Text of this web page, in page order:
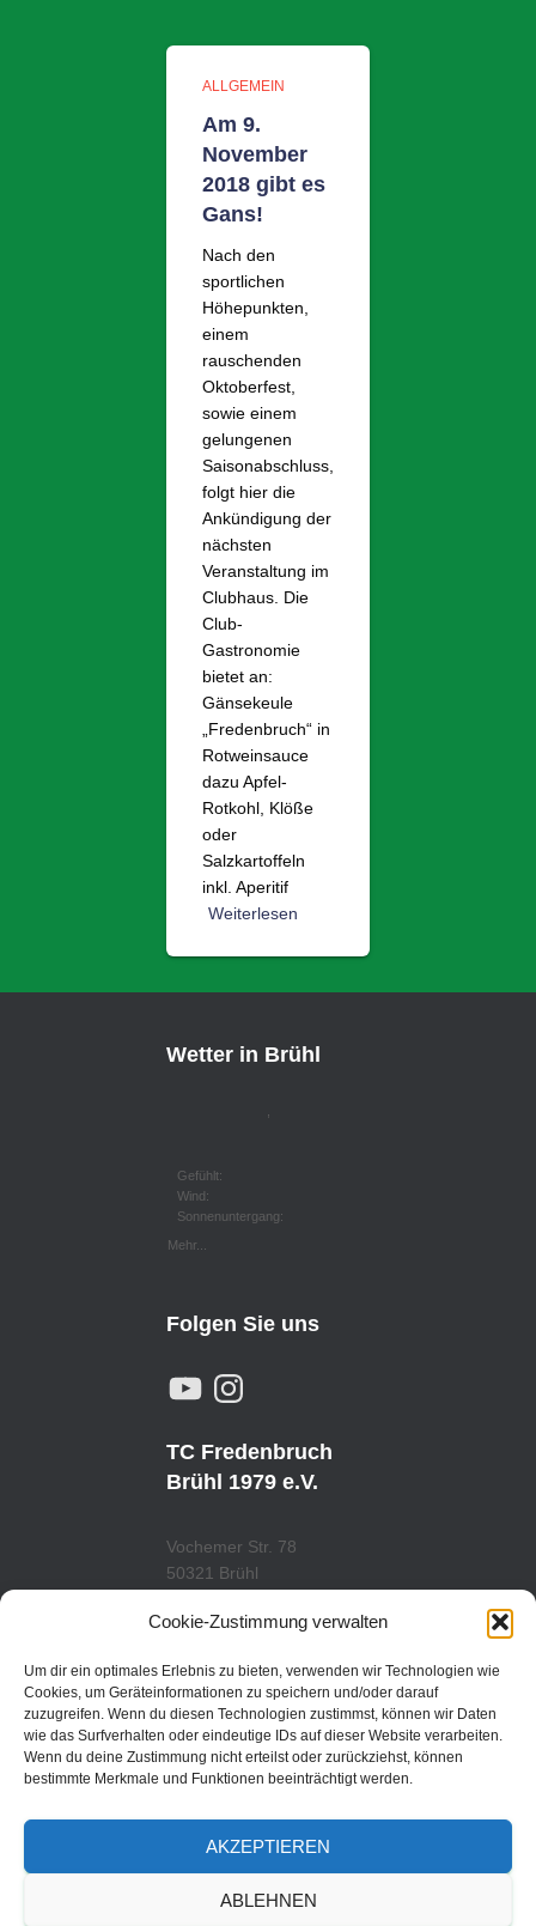
Cookie-Zustimmung verwalten
Um dir ein optimales Erlebnis zu bieten, verwenden wir Technologien wie
Cookies, um Geräteinformationen zu speichern und/oder darauf
zuzugreifen. Wenn du diesen Technologien zustimmst, können wir Daten
wie das Surfverhalten oder eindeutige IDs auf dieser Website verarbeiten.
Wenn du deine Zustimmung nicht erteilst oder zurückziehst, können
bestimmte Merkmale und Funktionen beeinträchtigt werden.
AKZEPTIEREN
ABLEHNEN
ALLGEMEIN
Am 9.
November
2018 gibt es
Gans!
Nach den
sportlichen
Höhepunkten,
einem
rauschenden
Oktoberfest,
sowie einem
gelungenen
Saisonabschluss,
folgt hier die
Ankündigung der
nächsten
Veranstaltung im
Clubhaus. Die
Club-
Gastronomie
bietet an:
Gänsekeule
„Fredenbruch“ in
Rotweinsauce
dazu Apfel-
Rotkohl, Klöße
oder
Salzkartoffeln
inkl. Aperitif
Weiterlesen
Wetter in Brühl
Gefühlt:
Wind:
Sonnenuntergang:
Mehr...
Folgen Sie uns
Y
O
U
B
E
N
A
G
R
A
TC Fredenbruch
Brühl 1979 e.V.
Vochemer Str. 78
50321 Brühl
www.tcfredenbruch.de
DATENSCHUTZORDUNG